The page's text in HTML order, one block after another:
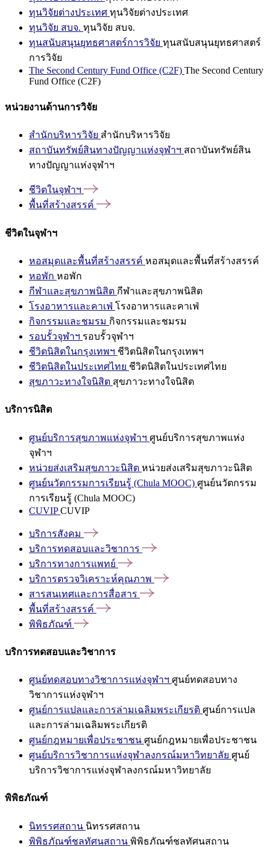
ทุนวิจัยต่างประเทศ ทุนวิจัยต่างประเทศ
ทุนวิจัย สบจ. ทุนวิจัย สบจ.
ทุนสนับสนุนยุทธศาสตร์การวิจัย ทุนสนับสนุนยุทธศาสตร์
การวิจัย
The Second Century Fund Office (C2F) The Second Century
Fund Office (C2F)
หน่วยงานด้านการวิจัย
สำนักบริหารวิจัย สำนักบริหารวิจัย
สถาบันทรัพย์สินทางปัญญาแห่งจุฬาฯ สถาบันทรัพย์สิน
ทางปัญญาแห่งจุฬาฯ
ชีวิตในจุฬาฯ
พื้นที่สร้างสรรค์
ชีวิตในจุฬาฯ
หอสมุดและพื้นที่สร้างสรรค์ หอสมุดและพื้นที่สร้างสรรค์
หอพัก หอพัก
กีฬาและสุขภาพนิสิต กีฬาและสุขภาพนิสิต
โรงอาหารและคาเฟ่ โรงอาหารและคาเฟ่
กิจกรรมและชมรม กิจกรรมและชมรม
รอบรั้วจุฬาฯ รอบรั้วจุฬาฯ
ชีวิตนิสิตในกรุงเทพฯ ชีวิตนิสิตในกรุงเทพฯ
ชีวิตนิสิตในประเทศไทย ชีวิตนิสิตในประเทศไทย
สุขภาวะทางใจนิสิต สุขภาวะทางใจนิสิต
บริการนิสิต
ศูนย์บริการสุขภาพแห่งจุฬาฯ ศูนย์บริการสุขภาพแห่ง
จุฬาฯ
หน่วยส่งเสริมสุขภาวะนิสิต หน่วยส่งเสริมสุขภาวะนิสิต
ศูนย์นวัตกรรมการเรียนรู้ (Chula MOOC) ศูนย์นวัตกรรม
การเรียนรู้ (Chula MOOC)
CUVIPCUVIP
บริการสังคม
บริการทดสอบและวิชาการ
บริการทางการแพทย์
บริการตรวจวิเคราะห์คุณภาพ
สารสนเทศและการสื่อสาร
พื้นที่สร้างสรรค์
พิพิธภัณฑ์
บริการทดสอบและวิชาการ
ศูนย์ทดสอบทางวิชาการแห่งจุฬาฯ ศูนย์ทดสอบทาง
วิชาการแห่งจุฬาฯ
ศูนย์การแปลและการล่ามเฉลิมพระเกียรติ ศูนย์การแปล
และการล่ามเฉลิมพระเกียรติ
ศูนย์กฎหมายเพื่อประชาชน ศูนย์กฎหมายเพื่อประชาชน
ศูนย์บริการวิชาการแห่งจุฬาลงกรณ์มหาวิทยาลัย ศูนย์
บริการวิชาการแห่งจุฬาลงกรณ์มหาวิทยาลัย
พิพิธภัณฑ์
นิทรรศสถาน นิทรรศสถาน
พิพิธภัณฑ์ชลทัศนสถาน พิพิธภัณฑ์ชลทัศนสถาน